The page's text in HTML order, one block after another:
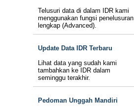
Telusuri data di dalam IDR kami
menggunakan fungsi penelusuran
lengkap (Advanced).
Update Data IDR Terbaru
Lihat data yang sudah kami
tambahkan ke IDR dalam
seminggu terakhir.
Pedoman Unggah Mandiri